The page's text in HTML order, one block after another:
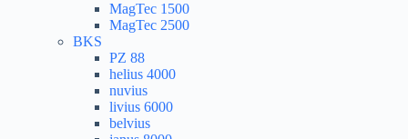
MagTec 1500
MagTec 2500
BKS
PZ 88
helius 4000
nuvius
livius 6000
belvius